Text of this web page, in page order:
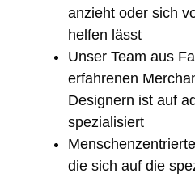
anzieht oder sich
helfen lässt
Unser Team aus
erfahrenen
Designern ist auf
spezialisiert
die sich auf die